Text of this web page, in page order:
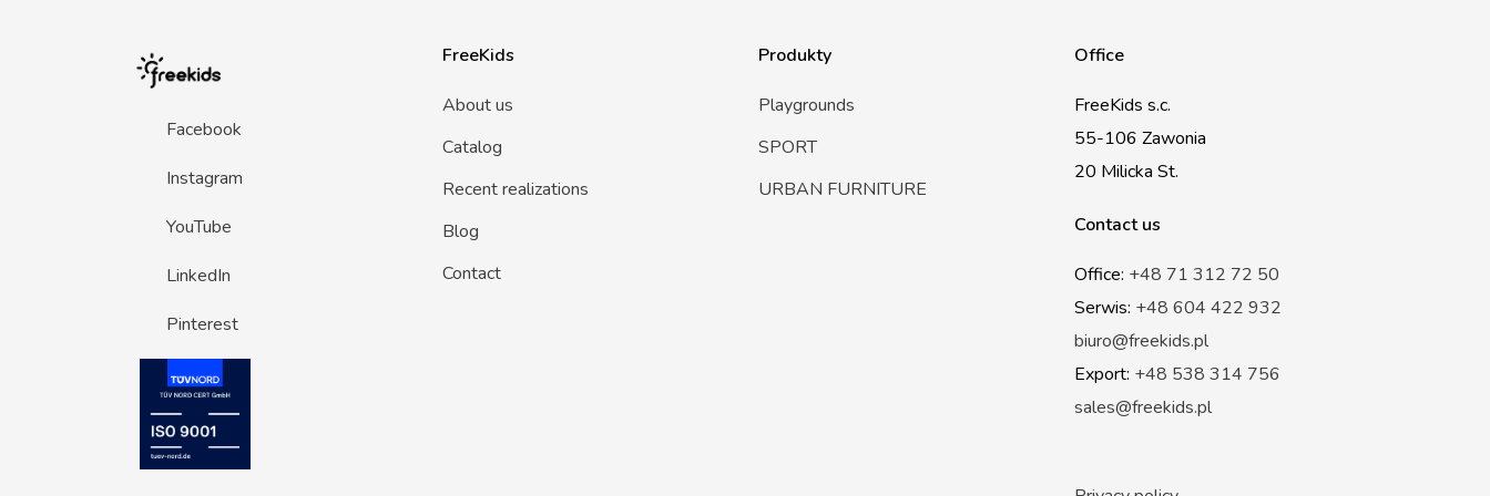
Facebook
Instagram
YouTube
LinkedIn
Pinterest
FreeKids
About us
Catalog
Recent realizations
Blog
Contact
Produkty
Playgrounds
SPORT
URBAN FURNITURE
Office
FreeKids s.c.
55-106 Zawonia
20 Milicka St.
Contact us
Office: +48 71 312 72 50
Serwis: +48 604 422 932
biuro@freekids.pl
Export: +48 538 314 756
sales@freekids.pl